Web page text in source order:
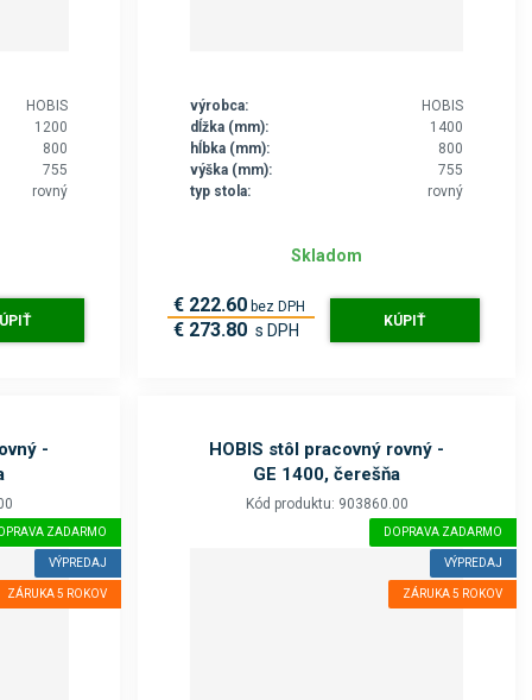
HOBIS
1200
800
755
rovný
výrobca:
HOBIS
dĺžka (mm):
1400
hĺbka (mm):
800
výška (mm):
755
typ stola:
rovný
Skladom
€ 222.60 bez DPH
€ 273.80 s DPH KÚPIŤ
-
ZADARMO
VÝPREDAJ
ZÁRUKA 5 ROKOV
HOBIS stôl pracovný rovný -
GE 1400, čerešňa
Kód produktu: 903860.00
DOPRAVA ZADARMO
VÝPREDAJ
ZÁRUKA 5 ROKOV